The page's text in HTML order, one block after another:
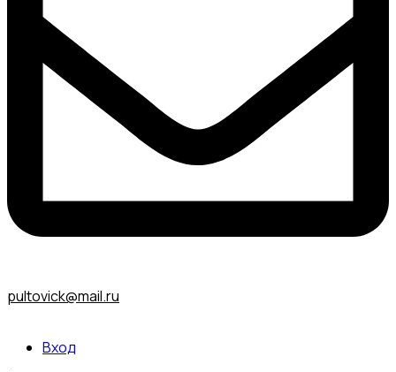
pultovick@mail.ru
Вход